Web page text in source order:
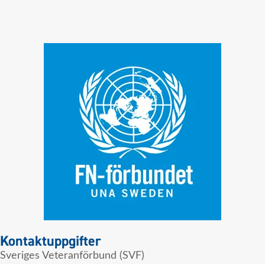
Kontaktuppgifter
Sveriges Veteranförbund (SVF)